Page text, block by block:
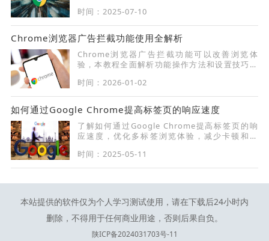
时间：2025-07-10
Chrome浏览器广告拦截功能使用全解析
Chrome浏览器广告拦截功能可以改善浏览体
验，本教程全面解析功能操作方法和设置技巧，
时间：2026-01-02
如何通过Google Chrome提高标签页的响应速度
了解如何通过Google Chrome提高标签页的响
应速度，优化多标签浏览体验，减少卡顿和延
时间：2025-05-11
本站提供的软件仅为个人学习测试使用，请在下载后24小时内
删除，不得用于任何商业用途，否则后果自负。
陕ICP备2024031703号-11